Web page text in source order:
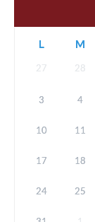
L M
27 28
3 4
10 11
17 18
24 25